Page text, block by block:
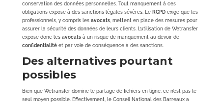
conservation des données personnelles. Tout manquement à ces
obligations expose à des sanctions légales sévères. Le RGPDexige que les
professionnels, y compris les avocats, mettent en place des mesures pour
assurer la sécurité des données de leurs clients. L’utilisation de Wetransfer
expose donc les avocatsà un risque de manquement au devoir de
confidentialitéet par voie de conséquence à des sanctions.
Des alternatives pourtant
possibles
Bien que Wetransfer domine le partage de fichiers en ligne, ce n’est pas le
seul moyen possible. Effectivement, le Conseil National des Barreaux a